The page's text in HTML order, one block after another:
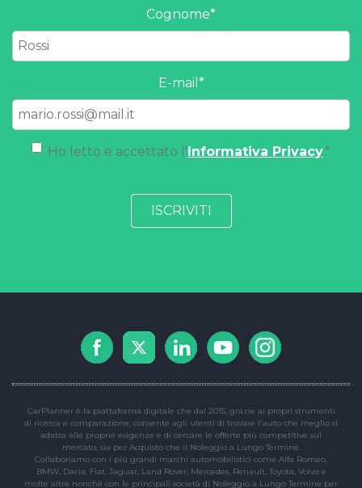
Cognome*
E-mail *
Ho letto e accettato l' Informativa Privacy.*
CarPlanner è la piattaforma digitale che dal 2015, grazie ai propri strumenti
di ricerca e comparazione, consente agli utenti di trovare l'auto che meglio si
adatta alle proprie esigenze e di cercare le offerte più competitive sul
mercato, sia per Acquisto che il Noleggio a Lungo Termine.
Collaboriamo con i più grandi marchi automobilistici come Alfa Romeo,
BMW, Dacia, Fiat, Jaguar, Land Rover, Mercedes, Renault, Toyota, Volvo e
molte altre nonché con le principali società di Noleggio a Lungo Termine per